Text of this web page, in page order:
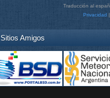
Traducción al
Privacidad |
Sitios Amigos